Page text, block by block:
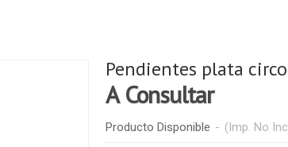
Pendientes plata
A Consultar
Producto Disponible - (Imp. No